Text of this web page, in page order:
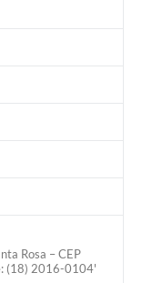
Rosa – CEP
(18) 2016-0104'